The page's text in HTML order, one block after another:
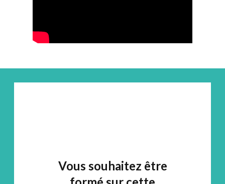
Vous souhaitez être